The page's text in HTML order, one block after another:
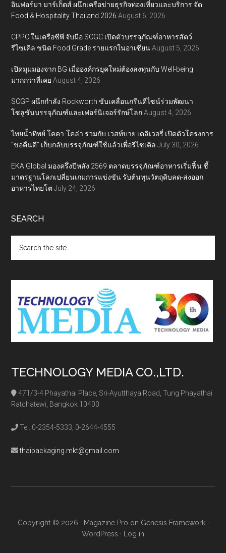
อินฟอร์มา มาร์เก็ตส์ ผนึกเครือข่ายธุรกิจท่องเที่ยวและบริการ จัด
Food & Hospitality Thailand 2026 August 6, 2026
CPPC ในเครือซีพี จับมือ SCGC เปิดตัวบรรจุภัณฑ์อาหารสัตว์
รีไซเคิล ชนิด Food Grade รายแรกในอาเซียน August 5, 2026
เปิดมุมมองจาก BG เมื่อองค์กรยุคใหม่ต้องลงทุนกับ Well-being
มากกว่าที่เคย August 4, 2026
SCGP ผนึกกำลัง Rockworth ขับเคลื่อนกรีนดีไซน์ร่วมพัฒนา
โซลูชันบรรจุภัณฑ์และเฟอร์นิเจอร์รักษ์โลก August 4, 2026
ไทยน้ำทิพย์ โคคา-โคล่า ร่วมกับ เวสท์บาย เดลิเวอรี่ เปิดตัวโครงการ
“ขอคืนดี” เก็บกลับบรรจุภัณฑ์ใช้แล้วเพื่อรีไซเคิล July 30, 2026
EKA Global มองครึ่งปีหลัง 2569 ตลาดบรรจุภัณฑ์อาหารเริ่มฟื้น ชี้
มาตรฐานโลกเปลี่ยนเกมการแข่งขัน รับต้นทุนวัตถุดิบลด-ส่งออก
อาหารไทยโต July 24, 2026
SEARCH
the
TECHNOLOGY MEDIA CO.,LTD.
471/3-4 Phayathai Place, Sri-Ayutthaya Road, Tung Phayathai
Ratchatewi, Bangkok 10400
Tel. 0-2354-5333, 0-2644-4555
thaipackaging.mkt@gmail.com
Copyright © 2026 · Magazine Pro on Genesis Framework·
WordPress · Log in